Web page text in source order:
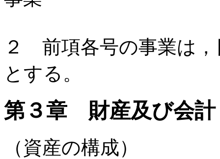
２ 前項各号の事業は
とする。
第３章 財産及び会計
（資産の構成）